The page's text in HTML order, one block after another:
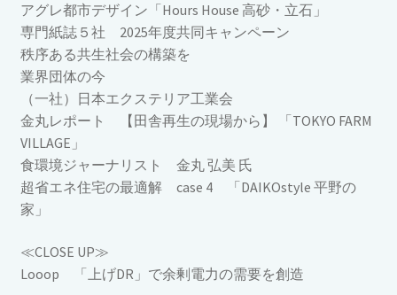
アグレ都市デザイン「Hours House 高砂・立石」
専門紙誌５社 2025年度共同キャンペーン
秩序ある共生社会の構築を
業界団体の今
（一社）日本エクステリア工業会
金丸レポート 【田舎再生の現場から】 「TOKYO FARM
VILLAGE」
食環境ジャーナリスト 金丸 弘美 氏
超省エネ住宅の最適解 case 4 「DAIKOstyle 平野の
家」
≪CLOSE UP≫
Looop 「上げDR」で余剰電力の需要を創造